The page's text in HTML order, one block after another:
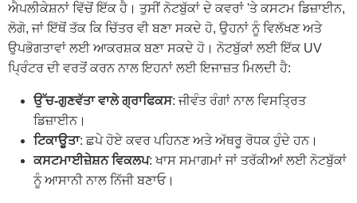
ਐਪਲੀਕੇਸ਼ਨਾਂ ਵਿੱਚੋਂ ਇੱਕ ਹੈ। ਤੁਸੀਂ ਨੋਟਬੁੱਕਾਂ ਦੇ ਕਵਰਾਂ 'ਤੇ ਕਸਟਮ ਡਿਜ਼ਾਈਨ,
ਲੋਗੋ, ਜਾਂ ਇੱਥੋਂ ਤੱਕ ਕਿ ਚਿੱਤਰ ਵੀ ਬਣਾ ਸਕਦੇ ਹੋ, ਉਹਨਾਂ ਨੂੰ ਵਿਲੱਖਣ ਅਤੇ
ਉਪਭੋਗਤਾਵਾਂ ਲਈ ਆਕਰਸ਼ਕ ਬਣਾ ਸਕਦੇ ਹੋ। ਨੋਟਬੁੱਕਾਂ ਲਈ ਇੱਕ UV
ਪ੍ਰਿੰਟਰ ਦੀ ਵਰਤੋਂ ਕਰਨ ਨਾਲ ਇਹਨਾਂ ਲਈ ਇਜਾਜ਼ਤ ਮਿਲਦੀ ਹੈ:
ਉੱਚ-ਗੁਣਵੱਤਾ ਵਾਲੇ ਗ੍ਰਾਫਿਕਸ: ਜੀਵੰਤ ਰੰਗਾਂ ਨਾਲ ਵਿਸਤ੍ਰਿਤ
ਡਿਜ਼ਾਈਨ।
ਟਿਕਾਊਤਾ: ਛਪੇ ਹੋਏ ਕਵਰ ਪਹਿਨਣ ਅਤੇ ਅੱਥਰੂ ਰੋਧਕ ਹੁੰਦੇ ਹਨ।
ਕਸਟਮਾਈਜ਼ੇਸ਼ਨ ਵਿਕਲਪ: ਖਾਸ ਸਮਾਗਮਾਂ ਜਾਂ ਤਰੱਕੀਆਂ ਲਈ ਨੋਟਬੁੱਕਾਂ
ਨੂੰ ਆਸਾਨੀ ਨਾਲ ਨਿੱਜੀ ਬਣਾਓ।